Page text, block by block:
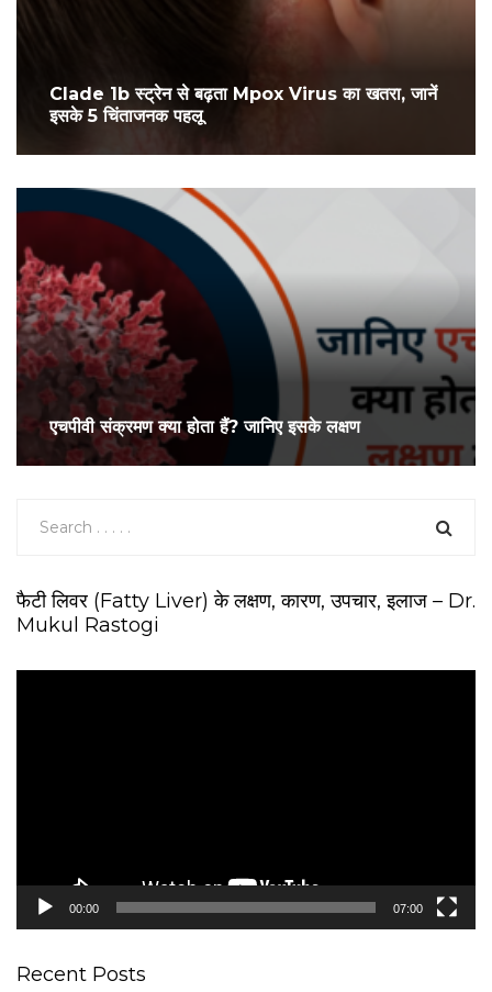
Clade 1b स्ट्रेन से बढ़ता Mpox Virus का खतरा, जानें
इसके 5 चिंताजनक पहलू
एचपीवी संक्रमण क्या होता हैं? जानिए इसके लक्षण
फैटी लिवर (Fatty Liver) के लक्षण, कारण, उपचार, इलाज – Dr.
Mukul Rastogi
00:00 07:00
Recent Posts